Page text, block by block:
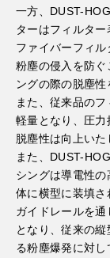
一方、DUST-
ターはフィルタ
ファイバーフィ
粉塵の侵入を防
ングの際の脱塵性
また、従来品の
軽量となり、圧力
脱塵性は向上いた
また、DUST-
シングは導電性
体に横型に装填
ガイドレールを
となり、従来の
る粉塵爆発に対し